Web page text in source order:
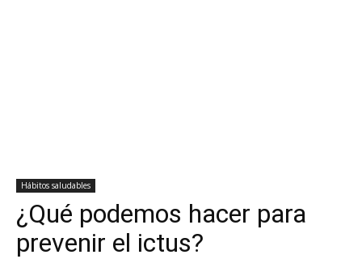
Hábitos saludables
¿Qué podemos hacer para
prevenir el ictus?